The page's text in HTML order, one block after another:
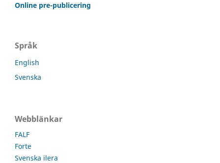
Online pre-publicering
Språk
English
Svenska
Webblänkar
FALF
Forte
Svenska ilera